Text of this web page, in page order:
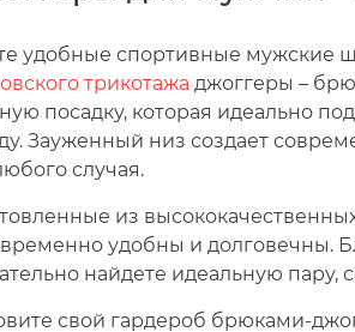
удобные спортивные мужские
трикотажа джоггеры –
посадку, которая идеально
Зауженный низ создает
случая.
из
удобны и долговечны.
найдете идеальную
свой гардероб брюками-